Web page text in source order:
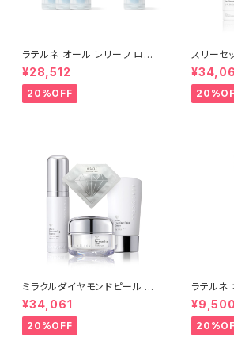
ラテルネ オール レリーフ ロー
ション 3個＋1個(100ml) | LAT
ERENE ALL RELIEF LATION
【Rene-Cell】ルネセル
¥28,512
20%OFF
スリーセ
sets of
ell】ルネ
ミラクルダイヤモンドピール プ
ログラムセット│シワ・たるみ・毛
穴のスペシャル集中ケア【Rene
-Cell】ルネセル
¥34,061
20%OFF
ラテルネ
ション 1
E ALL
になりが
ア機能サ
¥9,500